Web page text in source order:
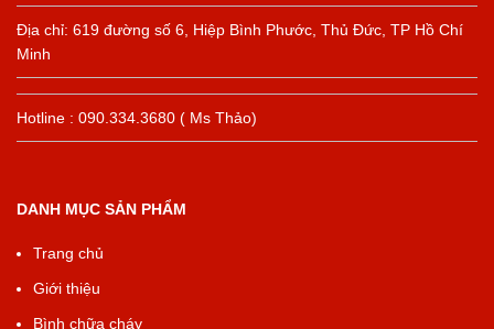
Địa chỉ: 619 đường số 6, Hiệp Bình Phước, Thủ Đức, TP Hồ Chí
Minh
Hotline : 090.334.3680 ( Ms Thảo)
DANH MỤC SẢN PHẨM
Trang chủ
Giới thiệu
Bình chữa cháy